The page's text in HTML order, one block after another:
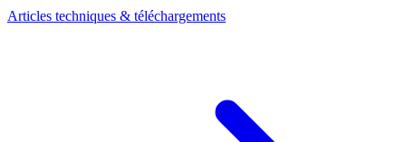
Articles techniques & téléchargements